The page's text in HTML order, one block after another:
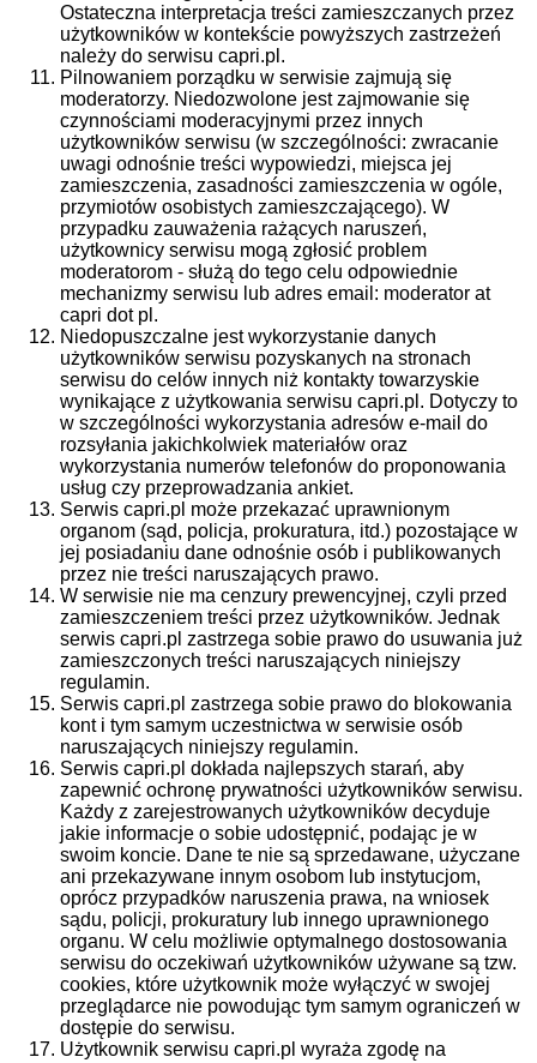
Ostateczna interpretacja treści zamieszczanych przez
użytkowników w kontekście powyższych zastrzeżeń
należy do serwisu capri.pl.
Pilnowaniem porządku w serwisie zajmują się
moderatorzy. Niedozwolone jest zajmowanie się
czynnościami moderacyjnymi przez innych
użytkowników serwisu (w szczególności: zwracanie
uwagi odnośnie treści wypowiedzi, miejsca jej
zamieszczenia, zasadności zamieszczenia w ogóle,
przymiotów osobistych zamieszczającego). W
przypadku zauważenia rażących naruszeń,
użytkownicy serwisu mogą zgłosić problem
moderatorom - służą do tego celu odpowiednie
mechanizmy serwisu lub adres email: moderator at
capri dot pl.
Niedopuszczalne jest wykorzystanie danych
użytkowników serwisu pozyskanych na stronach
serwisu do celów innych niż kontakty towarzyskie
wynikające z użytkowania serwisu capri.pl. Dotyczy to
w szczególności wykorzystania adresów e-mail do
rozsyłania jakichkolwiek materiałów oraz
wykorzystania numerów telefonów do proponowania
usług czy przeprowadzania ankiet.
Serwis capri.pl może przekazać uprawnionym
organom (sąd, policja, prokuratura, itd.) pozostające w
jej posiadaniu dane odnośnie osób i publikowanych
przez nie treści naruszających prawo.
W serwisie nie ma cenzury prewencyjnej, czyli przed
zamieszczeniem treści przez użytkowników. Jednak
serwis capri.pl zastrzega sobie prawo do usuwania już
zamieszczonych treści naruszających niniejszy
regulamin.
Serwis capri.pl zastrzega sobie prawo do blokowania
kont i tym samym uczestnictwa w serwisie osób
naruszających niniejszy regulamin.
Serwis capri.pl dokłada najlepszych starań, aby
zapewnić ochronę prywatności użytkowników serwisu.
Każdy z zarejestrowanych użytkowników decyduje
jakie informacje o sobie udostępnić, podając je w
swoim koncie. Dane te nie są sprzedawane, użyczane
ani przekazywane innym osobom lub instytucjom,
oprócz przypadków naruszenia prawa, na wniosek
sądu, policji, prokuratury lub innego uprawnionego
organu. W celu możliwie optymalnego dostosowania
serwisu do oczekiwań użytkowników używane są tzw.
cookies, które użytkownik może wyłączyć w swojej
przeglądarce nie powodując tym samym ograniczeń w
dostępie do serwisu.
Użytkownik serwisu capri.pl wyraża zgodę na